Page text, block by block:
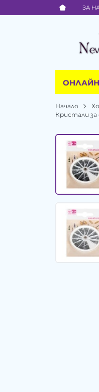
ЗА
Начало
Кристали за